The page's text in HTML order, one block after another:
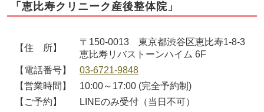
「恵比寿クリニーク産後整体院」
【住 所】
〒150-0013 東京都渋谷区恵比寿1-8-3
恵比寿リバストーンハイム 6F
【電話番号】
03-6721-9848
【営業時間】
10:00～17:00 (完全予約制)
【ご予約】
LINEのみ受付（当日不可）